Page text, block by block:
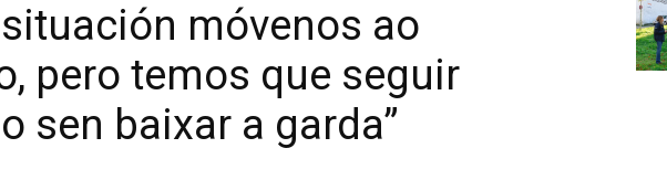
situación móvenos ao
pero temos que seguir
sen baixar a garda”